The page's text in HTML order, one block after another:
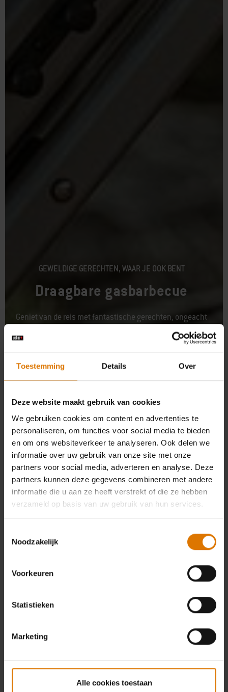
Toestemming Details Over
Deze website maakt gebruik van cookies
We gebruiken cookies om content en advertenties te
personaliseren, om functies voor social media te bieden
en om ons websiteverkeer te analyseren. Ook delen we
informatie over uw gebruik van onze site met onze
partners voor social media, adverteren en analyse. Deze
partners kunnen deze gegevens combineren met andere
informatie die u aan ze heeft verstrekt of die ze hebben
verzameld op basis van uw gebruik van hun services.
Noodzakelijk
Voorkeuren
Statistieken
Marketing
Alle cookies toestaan
GEWELDIGE GERECHTEN, WAAR JE OOK BENT
Draagbare gasbarbecue
Geniet van de reis met fantastische gerechten, ongeacht